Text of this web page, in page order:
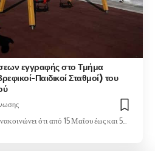
εγγραφής στο Τμήμα
Παιδικοί Σταθμοί) του
ότι από 15 Μαΐου έως και 5…